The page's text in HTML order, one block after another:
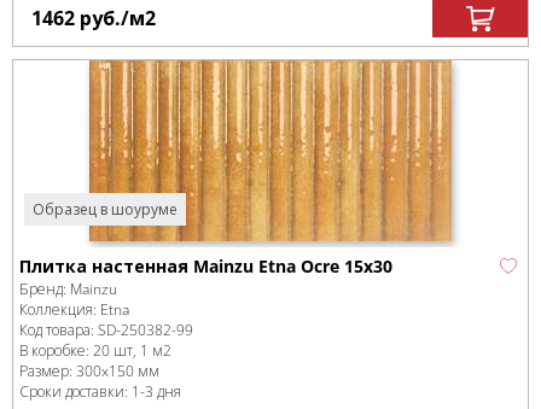
1462 руб./м2
Образец в шоуруме
Плитка настенная Mainzu Etna Ocre 15x30
Бренд: Mainzu
Коллекция: Etna
Код товара: SD-250382-99
В коробке: 20 шт, 1 м2
Размер: 300x150 мм
Сроки доставки: 1-3 дня